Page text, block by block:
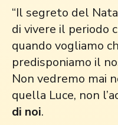
“Il segreto del
di vivere il periodo
quando vogliamo
predisponiamo il
Non vedremo mai
quella Luce, non
di noi.